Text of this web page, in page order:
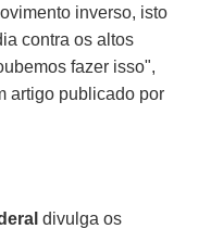
inverso, isto
contra os altos
fazer isso",
artigo publicado por
divulga os